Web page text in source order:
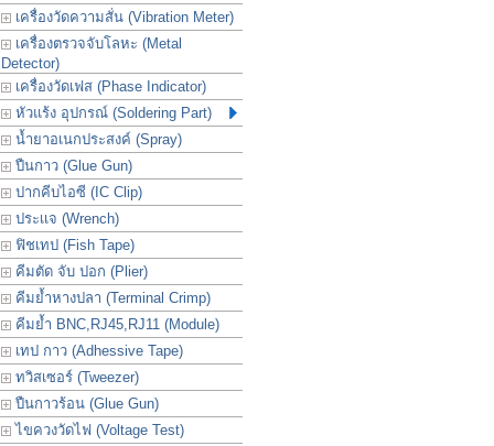
เครื่องวัดความสั่น (Vibration Meter)
เครื่องตรวจจับโลหะ (Metal
Detector)
เครื่องวัดเฟส (Phase Indicator)
หัวแร้ง อุปกรณ์ (Soldering Part)
น้ำยาอเนกประสงค์ (Spray)
ปืนกาว (Glue Gun)
ปากคีบไอซี (IC Clip)
ประเเจ (Wrench)
ฟิชเทป (Fish Tape)
คีมตัด จับ ปอก (Plier)
คีมย้ำหางปลา (Terminal Crimp)
คีมย้ำ BNC,RJ45,RJ11 (Module)
เทป กาว (Adhessive Tape)
ทวิสเซอร์ (Tweezer)
ปืนกาวร้อน (Glue Gun)
ไขควงวัดไฟ (Voltage Test)